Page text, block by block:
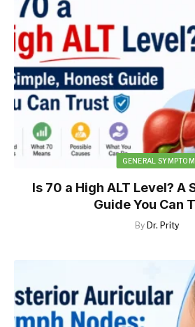
GENERAL
Is 70 a High ALT Level? A
Guide You Can
By Dr. Prity